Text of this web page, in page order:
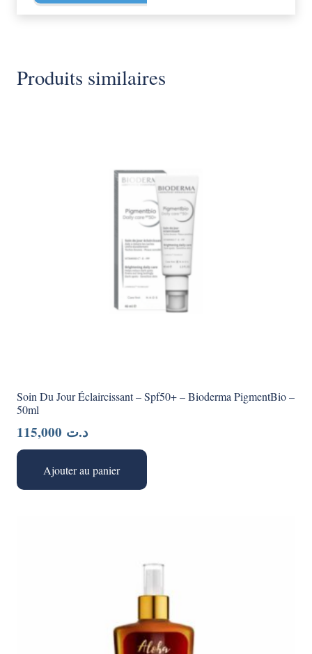
Produits similaires
Soin Du Jour Éclaircissant – Spf50+ – Bioderma PigmentBio –
50ml
د.ت
Ajouter au panier